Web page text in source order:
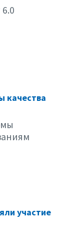
качества
участие